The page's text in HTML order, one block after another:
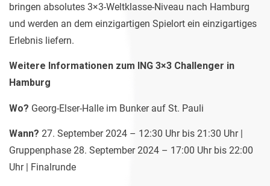
bringen absolutes 3×3-Weltklasse-Niveau nach Hamburg
und werden an dem einzigartigen Spielort ein einzigartiges
Erlebnis liefern.
Weitere Informationen zum ING 3×3 Challenger in
Hamburg
Wo? Georg-Elser-Halle im Bunker auf St. Pauli
Wann? 27. September 2024 – 12:30 Uhr bis 21:30 Uhr |
Gruppenphase 28. September 2024 – 17:00 Uhr bis 22:00
Uhr | Finalrunde